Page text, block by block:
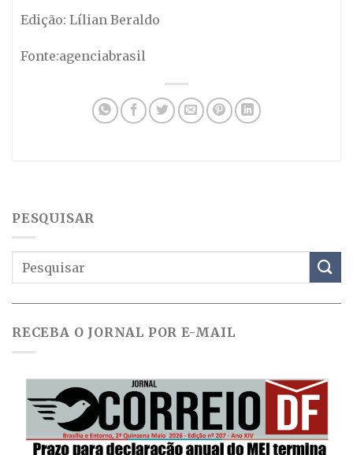
Edição: Lílian Beraldo
Fonte:agenciabrasil
PESQUISAR
RECEBA O JORNAL POR E-MAIL